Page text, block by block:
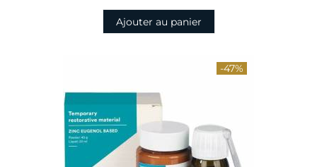
Ajouter au panier
-47%